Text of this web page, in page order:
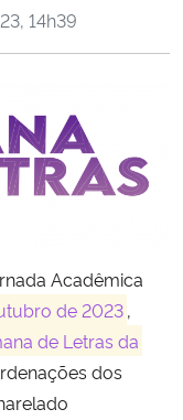
14h39
Acadêmica
de 2023,
de Letras da
dos